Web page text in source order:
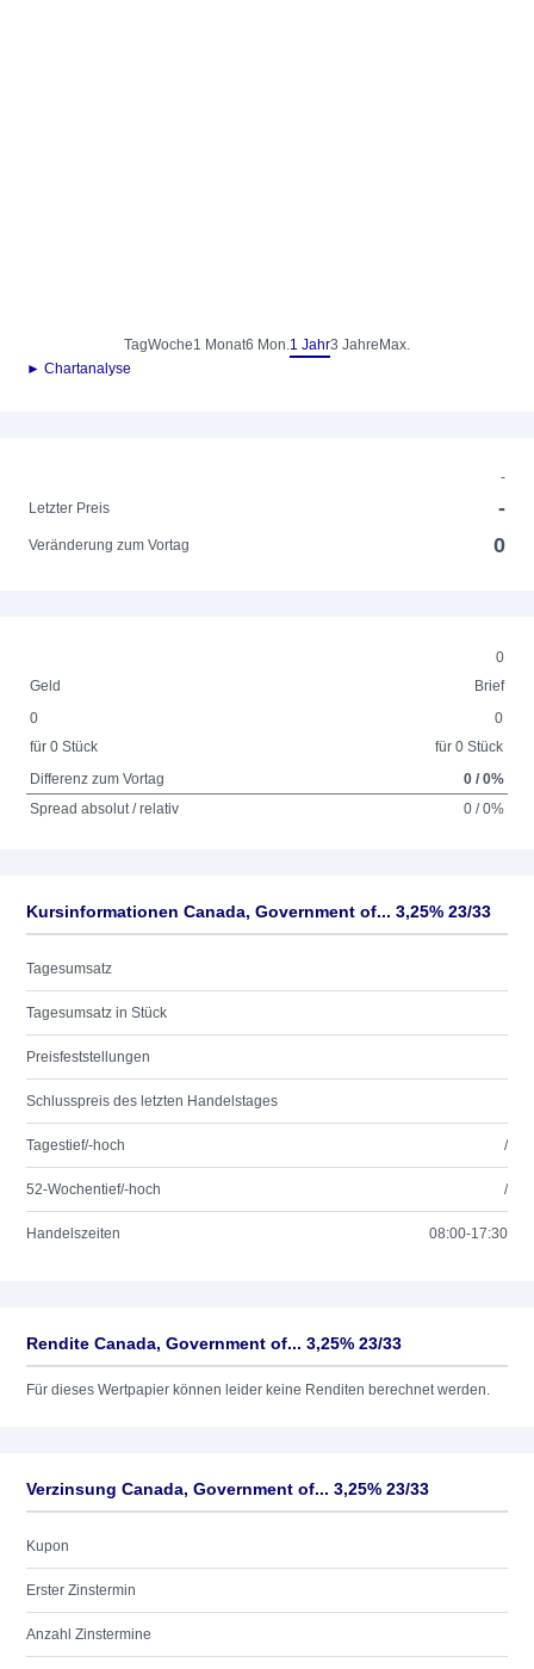
TagWoche1 Monat6 Mon.1 Jahr3 Jahre Max.
► Chartanalyse
-
Letzter Preis
-
Veränderung zum Vortag 0
0
Geld
Brief
0
für 0 Stück
0
für 0 Stück
Differenz zum Vortag
0 / 0%
Spread absolut / relativ
0 / 0%
Kursinformationen Canada, Government of... 3,25% 23/33
Tagesumsatz
Tagesumsatz in Stück
Preisfeststellungen
Schlusspreis des letzten Handelstages
Tagestief/-hoch /
52-Wochentief/-hoch /
Handelszeiten 08:00-17:30
Rendite Canada, Government of... 3,25% 23/33
Für dieses Wertpapier können leider keine Renditen berechnet werden.
Verzinsung Canada, Government of... 3,25% 23/33
Kupon
Erster Zinstermin
Anzahl Zinstermine